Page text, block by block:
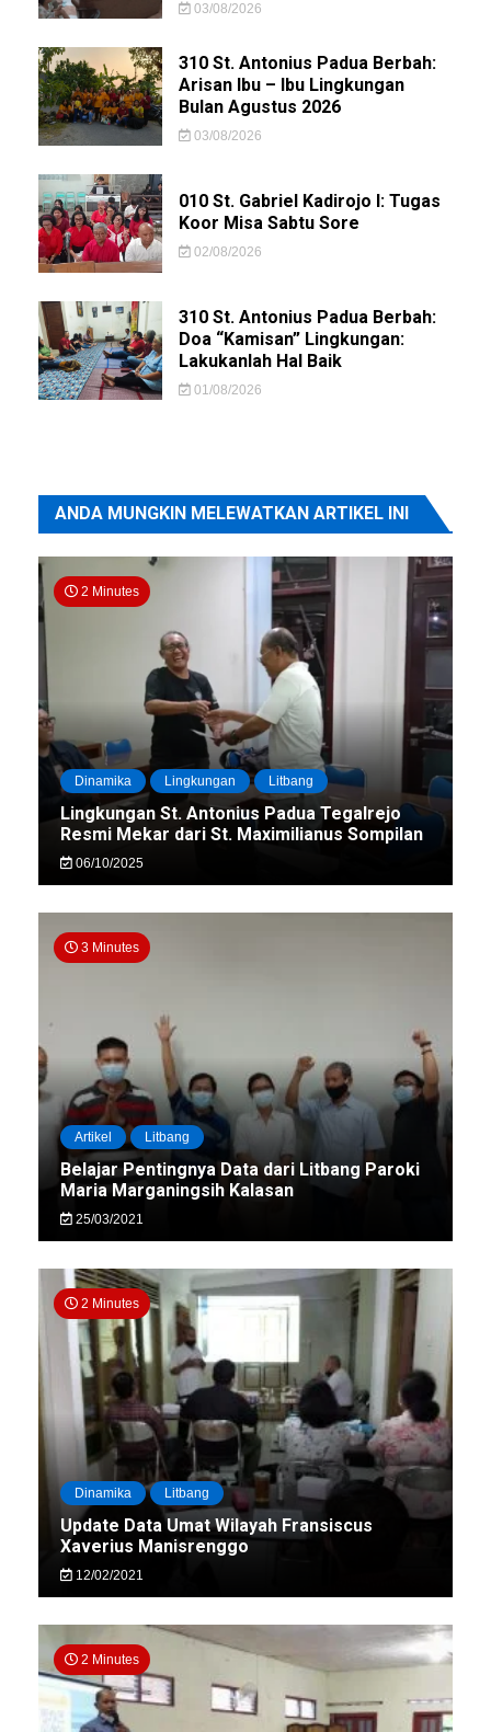
03/08/2026
310 St. Antonius Padua Berbah:
Arisan Ibu – Ibu Lingkungan
Bulan Agustus 2026
03/08/2026
010 St. Gabriel Kadirojo I: Tugas
Koor Misa Sabtu Sore
02/08/2026
310 St. Antonius Padua Berbah:
Doa “Kamisan” Lingkungan:
Lakukanlah Hal Baik
01/08/2026
ANDA MUNGKIN MELEWATKAN ARTIKEL INI
2 Minutes
Dinamika Lingkungan Litbang
Lingkungan St. Antonius Padua Tegalrejo
Resmi Mekar dari St. Maximilianus Sompilan
06/10/2025
3 Minutes
Artikel Litbang
Belajar Pentingnya Data dari Litbang Paroki
Maria Marganingsih Kalasan
25/03/2021
2 Minutes
Dinamika Litbang
Update Data Umat Wilayah Fransiscus
Xaverius Manisrenggo
12/02/2021
2 Minutes